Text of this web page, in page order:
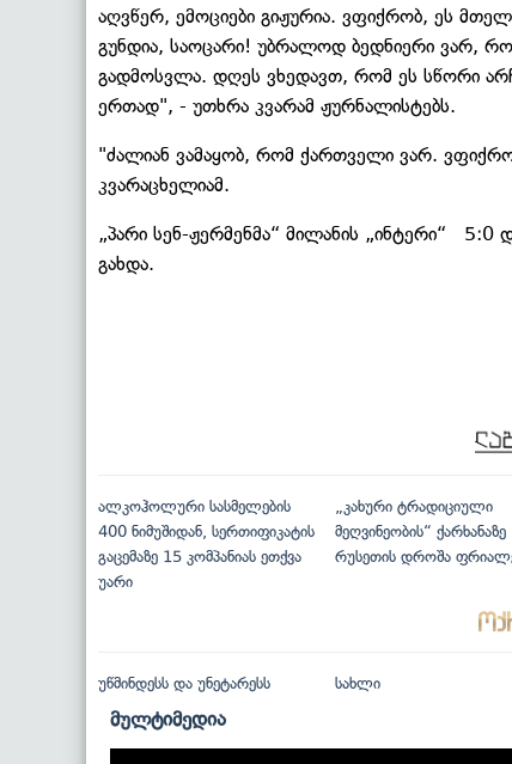
აღვწერ, ემოციები გიჟურია. ვფიქრობ, ეს
გუნდია, საოცარი! უბრალოდ ბედნიერი ვარ,
გადმოსვლა. დღეს ვხედავთ, რომ ეს სწორი
ერთად", - უთხრა კვარამ ჟურნალისტებს.
"ძალიან ვამაყობ, რომ ქართველი ვარ.
კვარაცხელიამ.
„პარი სენ-ჟერმენმა“ მილანის „ინტერი“ 5:0
გახდა.
ალკოჰოლური სასმელების
400 ნიმუშიდან, სერთიფიკატის
გაცემაზე 15 კომპანიას ეთქვა
უარი
„კახური ტრადიციული
მეღვინეობის“ ქარხანაზე
რუსეთის დროშა
უწმინდესს და უნეტარესს სახლი
მულტიმედია